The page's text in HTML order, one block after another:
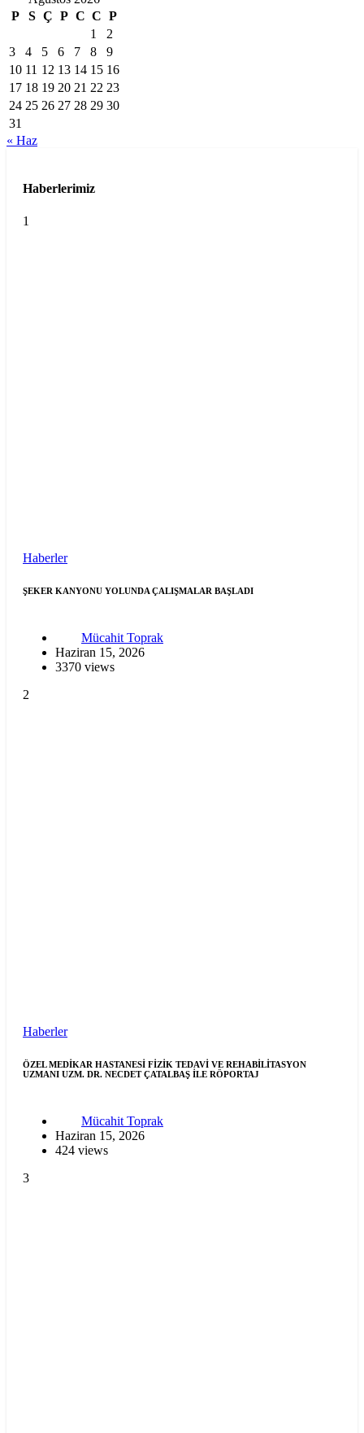
P
S Ç P C C P
1
2
3
4 5 6 7 8
9
10 11 12 13 14 15 16
17 18 19 20 21 22 23
24 25 26 27 28 29 30
31
« Haz
Haberlerimiz
1
Haberler
ŞEKER KANYONU YOLUNDA ÇALIŞMALAR BAŞLADI
Mücahit Toprak
Haziran 15, 2026
3370 views
2
Haberler
ÖZEL MEDİKAR HASTANESİ FİZİK TEDAVİ VE REHABİLİTASYON
UZMANI UZM. DR. NECDET ÇATALBAŞ İLE RÖPORTAJ
Mücahit Toprak
Haziran 15, 2026
424 views
3